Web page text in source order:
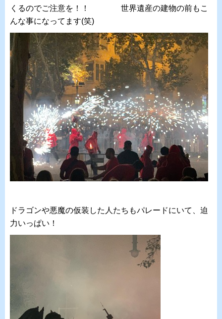
くるのでご注意を！！ 世界遺産の建物の前もこ
んな事になってます(笑)
ドラゴンや悪魔の仮装した人たちもパレードにいて、迫
力いっぱい！